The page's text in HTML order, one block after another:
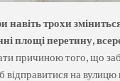
навіть трохи
площі перетину,
причиною того, що
відправитися на вулицю